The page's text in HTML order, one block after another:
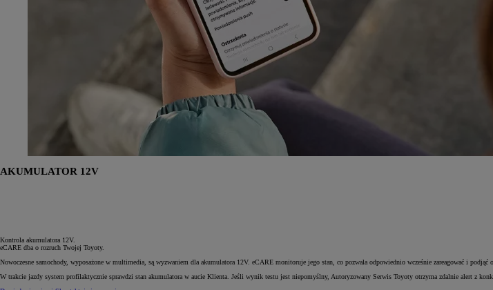
AKUMULATOR 12V
Kontrola akumulatora 12V.
eCARE dba o rozruch Twojej Toyoty.
Nowoczesne samochody, wyposażone w multimedia, są wyzwaniem dla akumulatora 12V. eCARE monitoruje jego stan, co pozwala odpowiednio wcześnie zareagować i podjąć
W trakcie jazdy system profilaktycznie sprawdzi stan akumulatora w aucie Klienta. Jeśli wynik testu jest niepomyślny, Autoryzowany Serwis Toyoty otrzyma zdalnie alert z